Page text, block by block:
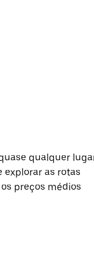
qualquer
explorar as rotas
preços médios